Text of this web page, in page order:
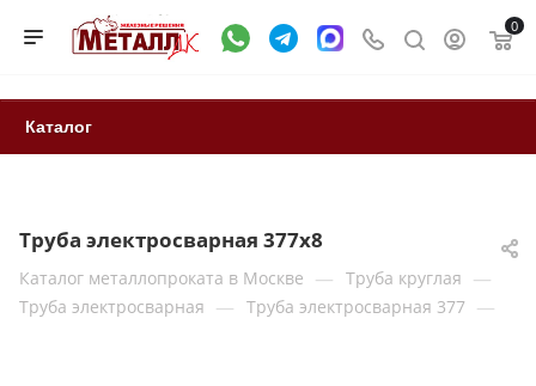
0
Каталог
Труба электросварная 377x8
Каталог металлопроката в Москве — Труба круглая —
Труба электросварная — Труба электросварная 377 —